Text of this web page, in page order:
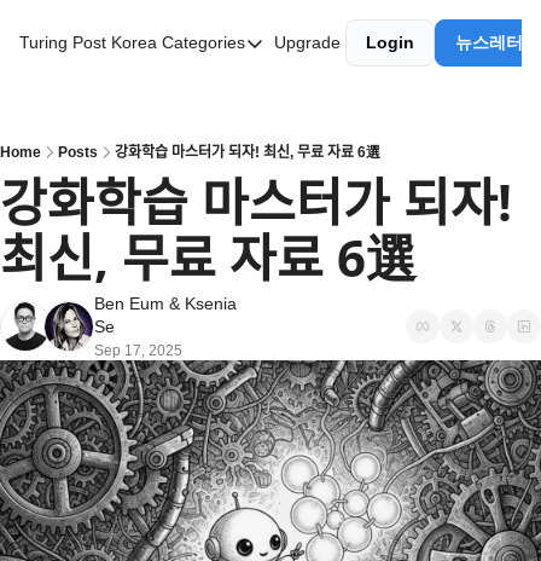
Turing Post Korea Categories
Categories
AI 에이전트
AI 101
AI Infra Unicorns
Community Twist
"Froth on the Daydream"
GenAI Unicorns
Global AI Affairs
Interviews with Innovators
Twitter Library
Upgrade Login 뉴스레터
Home Posts 강화학습 마스터가 되자! 최신, 무료 자료 6選
강화학습 마스터가 되자!
최신, 무료 자료 6選
Ben Eum & Ksenia
Se
Sep 17, 2025